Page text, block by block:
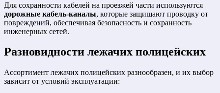
Для сохранности кабелей на проезжей части используются
дорожные кабель-каналы, которые защищают проводку от
повреждений, обеспечивая безопасность и сохранность
инженерных сетей.
Разновидности лежачих полицейских
Ассортимент лежачих полицейских разнообразен, и их выбор
зависит от условий эксплуатации: